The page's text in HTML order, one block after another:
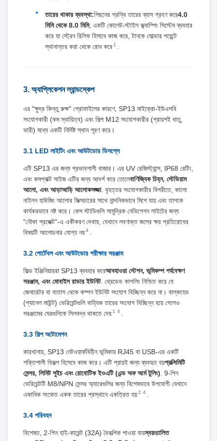
তারের থাকার ব্যবস্থা:পিছনের গ্রন্থি তারের ব্যাস গ্রহণ করে4.0
মিমি থেকে 8.0 মিমি, একটি কোলেট-স্টাইল ক্ল্যাম্পিং সিস্টেম ব্যবহার
করে যা স্ট্রেন রিলিফ হিসাবে কাজ করে, টানকে সোল্ডার পয়েন্টে
স্থানান্তর করা থেকে রোধ করে 1
3. অ্যাপ্লিকেশন ল্যান্ডস্কেপ
এর "ক্ষুদ্র কিন্তু রুক্ষ" প্রোফাইলের কারণে, SP13 মাইক্রো-ইউএসবি
সংযোগকারী (কম স্থায়িত্ব) এবং শিল্প M12 সংযোগকারীর (প্রায়শই ধাতু,
ভারী) মধ্যে একটি নির্দিষ্ট স্থান পূরণ করে।
3.1 LED লাইটিং এবং আউটডোর ডিসপ্লে
এটি SP13 এর জন্য প্রভাবশালী বাজার। এর UV রেজিস্ট্যান্স, IP68 রেটিং,
এবং কমপ্যাক্ট সাইজ এটির জন্য আদর্শ করে তোলেবাণিজ্যিক চিহ্ন, স্টেডিয়াম
আলো, এবং আড়াআড়ি আলোকসজ্জা. বৃহত্তর সংযোগকারীর বিপরীতে, কালো
নাইলন হাউজিং আলোর ফিক্সচারের সাথে নান্দনিকভাবে মিশে যায় এবং তাপকে
কার্যকরভাবে নষ্ট করে। কেস স্টাডিগুলি সামুদ্রিক নেভিগেশন লাইটের জন্য
"নৌকা প্রজেক্ট"-এ একীকরণ দেখায়, যেখানে লবণাক্ত জলের ক্ষয় প্রতিরোধের
বিষয়টি আলোচনার যোগ্য নয়4
3.2 পোর্টেবল এবং আউটডোর পরীক্ষার সরঞ্জাম
ফিল্ড ইঞ্জিনিয়াররা SP13 ব্যবহার করেআবহাওয়া স্টেশন, ভূমিকম্প পর্যবেক্ষণ
সরঞ্জাম, এবং মোবাইল রাডার ইউনিট. থ্রেডেড কাপলিং নিশ্চিত করে যে
জেনারেটর বা বাতাস থেকে কম্পন ইউনিট সংযোগ বিচ্ছিন্ন করে না। বাল্কহেড
(প্যানেল মাউন্ট) ভেরিয়েন্টগুলি বাহ্যিক তারের সংযোগ বিচ্ছিন্ন হয়ে গেলেও
সরঞ্জামের ঘেরগুলিকে সিলবদ্ধ থাকতে দেয় 1 4
3.3 শিল্প অটোমেশন
কারখানায়, SP13 নেটওয়ার্কবিহীন ভূমিকায় RJ45 বা USB-এর একটি
শক্তিশালী বিকল্প হিসেবে কাজ করে। এটি প্রায়ই জন্য ব্যবহৃত হয়প্রক্সিমিটি
সেন্সর, লিমিট সুইচ এবং রোবোটিক ইওএটি (এন্ড অফ আর্ম টুলিং) . 9-পিন
ভেরিয়েন্টটি M8/NPN সেন্সর অ্যারেগুলির জন্য বিশেষভাবে উপযোগী যেখানে
একাধিক সংকেত একক তারের প্রস্থানে একত্রিত হয়2 4
3.4 পরিবহন
বিশেষত, 2-পিন হাই-কারেন্ট (32A) বৈকল্পিক পাওয়া যায়স্বয়ংচালিত